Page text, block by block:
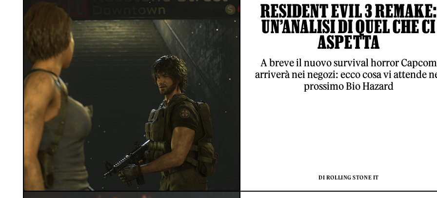
RESIDENT EVIL 3 REMAKE:
UN’ANALISI DI QUEL CHE CI
ASPETTA
A breve il nuovo survival horror Capcom
arriverà nei negozi: ecco cosa vi attende
prossimo Bio Hazard
DI ROLLING STONE IT